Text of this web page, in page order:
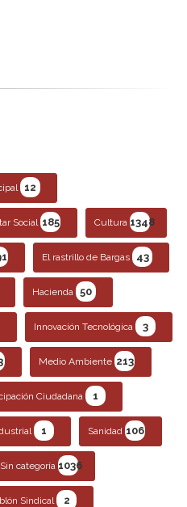
12
Social 185 Cultura 1348
El rastrillo de Bargas 43
Hacienda 50
Innovación Tecnológica 3
Medio Ambiente 213
Ciudadana 1
1 Sanidad 106
Sin categoría 1036
Sindical 2